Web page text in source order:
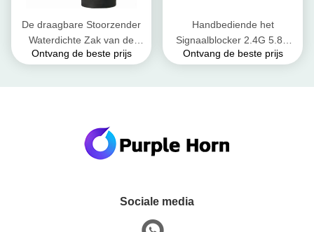
De draagbare Stoorzender
Waterdichte Zak van de
Flitslichtgrootte Purple Horn
Ontvang de beste prijs
Handbediende het
Signaalblocker 2.4G 5.8G
van de Flitslichthommel 800
Ontvang de beste prijs
Sociale media